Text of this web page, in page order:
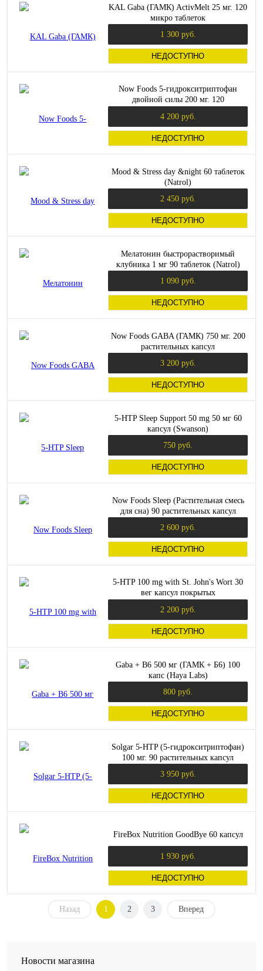
KAL Gaba (ГАМК) ActivMelt 25 мг. 120
микро таблеток
1 300 руб.
НЕДОСТУПНО
Now Foods 5-гидрокситриптофан
двойной силы 200 мг. 120
4 200 руб.
НЕДОСТУПНО
Mood & Stress day &night 60 таблеток
(Natrol)
2 450 руб.
НЕДОСТУПНО
Мелатонин быстрорастворимый
клубника 1 мг 90 таблеток (Natrol)
1 090 руб.
НЕДОСТУПНО
Now Foods GABA (ГАМК) 750 мг. 200
растительных капсул
3 200 руб.
НЕДОСТУПНО
5-HTP Sleep Support 50 mg 50 мг 60
капсул (Swanson)
750 руб.
НЕДОСТУПНО
Now Foods Sleep (Растительная смесь
для сна) 90 растительных капсул
2 600 руб.
НЕДОСТУПНО
5-HTP 100 mg with St. John's Wort 30
вег капсул покрытых
(Solaray)
2 200 руб.
НЕДОСТУПНО
Gaba + B6 500 мг (ГАМК + Б6) 100
капс (Haya Labs)
800 руб.
НЕДОСТУПНО
Solgar 5-HTP (5-гидрокситриптофан)
100 мг. 90 растительных капсул
3 950 руб.
НЕДОСТУПНО
FireBox Nutrition GoodBye 60 капсул
1 930 руб.
НЕДОСТУПНО
Назад 1 2 3 Вперед
Новости магазина